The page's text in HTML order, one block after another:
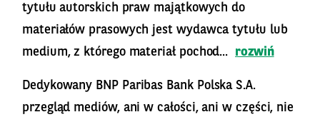
tytułu autorskich praw majątkowych do
materiałów prasowych jest wydawca tytułu lub
medium, z którego materiał pochod...
rozwiń
Dedykowany BNP Paribas Bank Polska S.A.
przegląd mediów, ani w całości, ani w części, nie